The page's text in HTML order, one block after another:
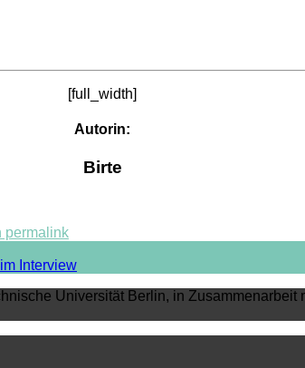
[full_width]
Autorin:
Birte
permalink
Interview
Universität Berlin, in